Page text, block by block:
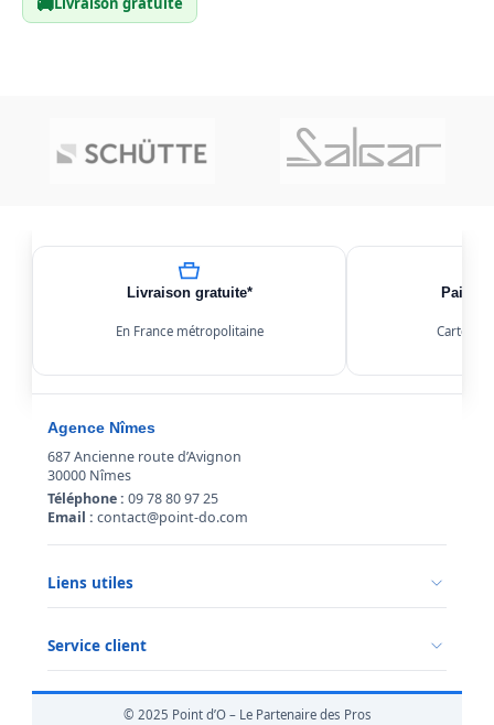
Livraison gratuite*
En France métropolitaine Carte,
Agence Nîmes
687 Ancienne route d’Avignon
30000 Nîmes
Téléphone : 09 78 80 97 25
Email : contact@point-do.com
Liens utiles
Conditions générales de vente
Mentions légales
Service client
Informations livraison© 2025 Point d’O – Le Partenaire des Pros